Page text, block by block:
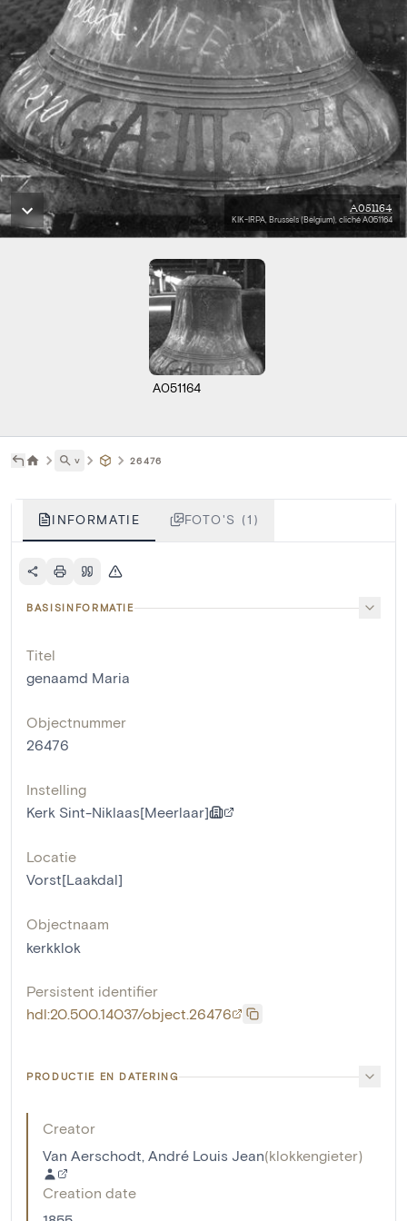
A051164
KIK-IRPA, Brussels (Belgium), cliché A051164
A051164
˅ 26476
INFORMATIE FOTO'S (1)
BASISINFORMATIE
Titel
genaamd Maria
Objectnummer
26476
Instelling
Kerk Sint-Niklaas[Meerlaar]
Locatie
Vorst[Laakdal]
Objectnaam
kerkklok
Persistent identifier
hdl:20.500.14037/object.26476
PRODUCTIE EN DATERING
Creator
Van Aerschodt, André Louis Jean(klokkengieter)
Creation date